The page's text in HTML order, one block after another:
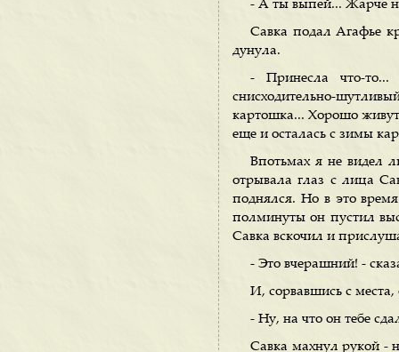
- А ты выпей... Жарче
Савка подал Агафье
дунула.
- Принесла что-то...
снисходительно-
картошка... Хорошо
еще и осталась с зимы
Впотьмах я не видел
отрывала глаз с лица
поднялся. Но в это
полминуты он пустил
Савка вскочил и
- Это вчерашний! -
И, сорвавшись с
- Ну, на что он тебе
Савка махнул рукой -